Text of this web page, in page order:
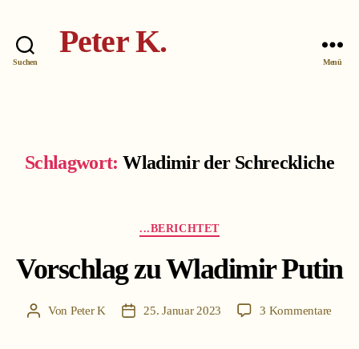
Suchen
Peter K.
Menü
Schlagwort: Wladimir der Schreckliche
Kategorien
...BERICHTET
Vorschlag zu Wladimir Putin
Beitragsautor
Von Peter K Beitragsdatum
25. Januar 2023 3 Kommentare